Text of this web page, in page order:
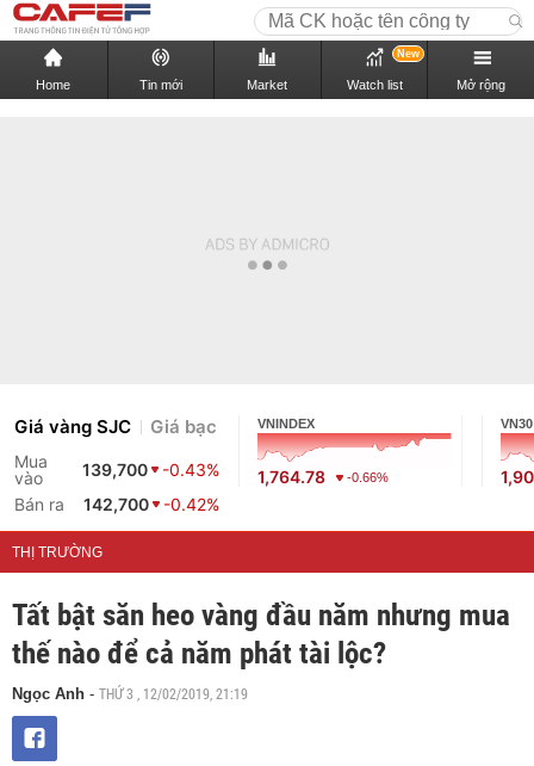
Home Tin mới Market Watch list
New
Mở rộng
Giá vàng SJC Giá bạc
Mua
vào
139,700
-0.43%
Bán ra
142,700 -0.42%
VNINDEX
1,764.78 -0.66%
VN30
THỊ TRƯỜNG
Tất bật săn heo vàng đầu năm nhưng mua
thế nào để cả năm phát tài lộc?
Ngọc Anh - THỨ 3 , 12/02/2019, 21:19